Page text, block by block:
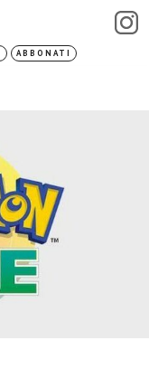
ABBONATI